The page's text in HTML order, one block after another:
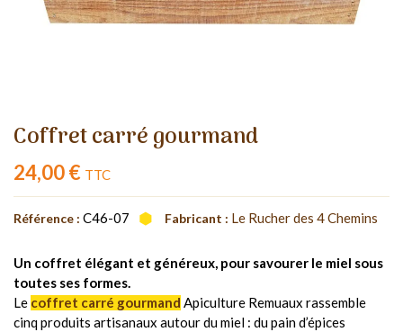
Coffret carré gourmand
24,00 € TTC
Référence : C46-07 Fabricant : Le Rucher des 4 Chemins
Un coffret élégant et généreux, pour savourer le miel sous
toutes ses formes.
Le coffret carré gourmand Apiculture Remuaux rassemble
cinq produits artisanaux autour du miel : du pain d’épices